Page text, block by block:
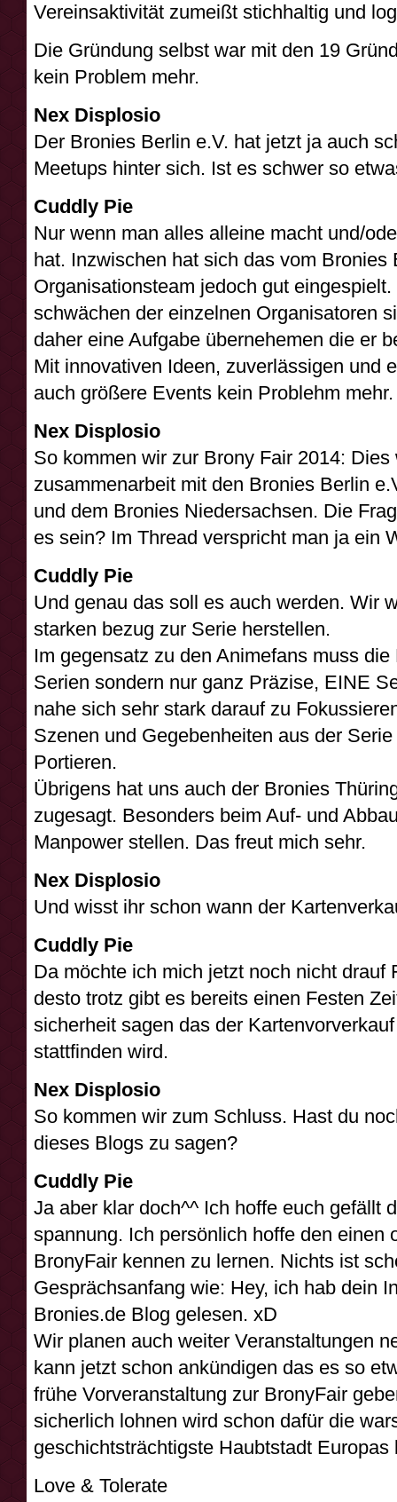
Vereinsaktivität zumeißt stichhaltig und
Die Gründung selbst war mit den 19
kein Problem mehr.
Nex Displosio
Der Bronies Berlin e.V. hat jetzt ja auch
Meetups hinter sich. Ist es schwer so
Cuddly Pie
Nur wenn man alles alleine macht und/
hat. Inzwischen hat sich das vom Bronies
Organisationsteam jedoch gut
schwächen der einzelnen Organisatoren
daher eine Aufgabe übernehemen die er
Mit innovativen Ideen, zuverlässigen und
auch größere Events kein Problehm mehr.
Nex Displosio
So kommen wir zur Brony Fair 2014:
zusammenarbeit mit den Bronies Berlin
und dem Bronies Niedersachsen. Die
es sein? Im Thread verspricht man ja ein
Cuddly Pie
Und genau das soll es auch werden. Wir
starken bezug zur Serie herstellen.
Im gegensatz zu den Animefans muss
Serien sondern nur ganz Präzise, EINE
nahe sich sehr stark darauf zu
Szenen und Gegebenheiten aus der Serie
Portieren.
Übrigens hat uns auch der Bronies
zugesagt. Besonders beim Auf- und
Manpower stellen. Das freut mich sehr.
Nex Displosio
Und wisst ihr schon wann der
Cuddly Pie
Da möchte ich mich jetzt noch nicht drauf
desto trotz gibt es bereits einen Festen
sicherheit sagen das der
stattfinden wird.
Nex Displosio
So kommen wir zum Schluss. Hast du
dieses Blogs zu sagen?
Cuddly Pie
Ja aber klar doch^^ Ich hoffe euch gefällt
spannung. Ich persönlich hoffe den einen
BronyFair kennen zu lernen. Nichts ist
Gesprächsanfang wie: Hey, ich hab dein
Bronies.de Blog gelesen. xD
Wir planen auch weiter Veranstaltungen
kann jetzt schon ankündigen das es so
frühe Vorveranstaltung zur BronyFair
sicherlich lohnen wird schon dafür die
geschichtsträchtigste Haubtstadt
Love & Tolerate